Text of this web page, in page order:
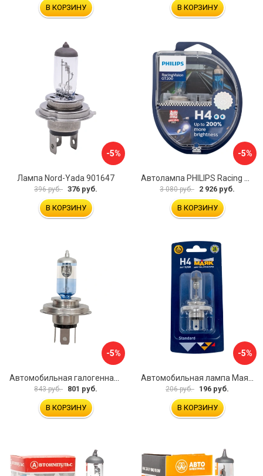
В КОРЗИНУ В КОРЗИНУ
-5%
Лампа Nord-Yada 901647
396 руб. 376 руб.
В КОРЗИНУ
-5%
3 080 руб. 2 926 руб.
В КОРЗИНУ
-5%
Автомобильная галогенная лампа Маяк 82420WV+150
843 руб. 801 руб.
В КОРЗИНУ
-5%
Автомобильная лампа Маяк 54430/BL
206 руб. 196 руб.
В КОРЗИНУ